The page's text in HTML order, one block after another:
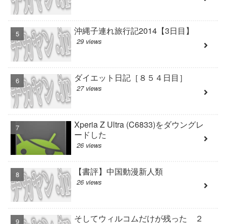
沖縄子連れ旅行記2014【3日目】
29 views
ダイエット日記［８５４日目］
27 views
Xperia Z Ultra (C6833)をダウングレ
ードした
26 views
【書評】中国動漫新人類
26 views
そしてウィルコムだけが残った ２